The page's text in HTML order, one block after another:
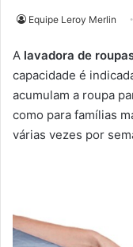
Equipe Leroy Merlin
A lavadora de
capacidade é
acumulam a roupa
como para famílias
várias vezes por